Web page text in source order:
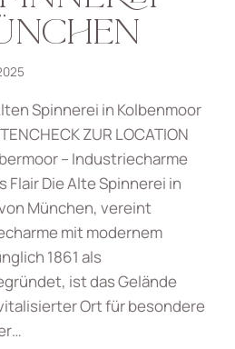
Spinnerei in Kolbenmoor
ZUR LOCATION
– Industriecharme
Die Alte Spinnerei in
München, vereint
mit modernem
1861 als
ist das Gelände
Ort für besondere